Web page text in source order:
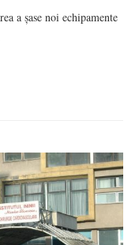
a șase noi echipamente